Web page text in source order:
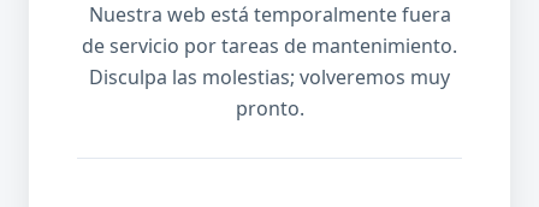
Nuestra web está temporalmente fuera
de servicio por tareas de mantenimiento.
Disculpa las molestias; volveremos muy
pronto.